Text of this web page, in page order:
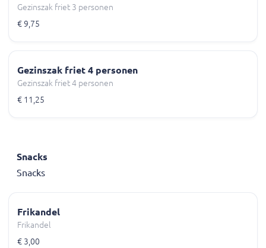
Gezinszak friet 3 personen
€ 9,75
Gezinszak friet 4 personen
Gezinszak friet 4 personen
€ 11,25
Snacks
Snacks
Frikandel
Frikandel
€ 3,00